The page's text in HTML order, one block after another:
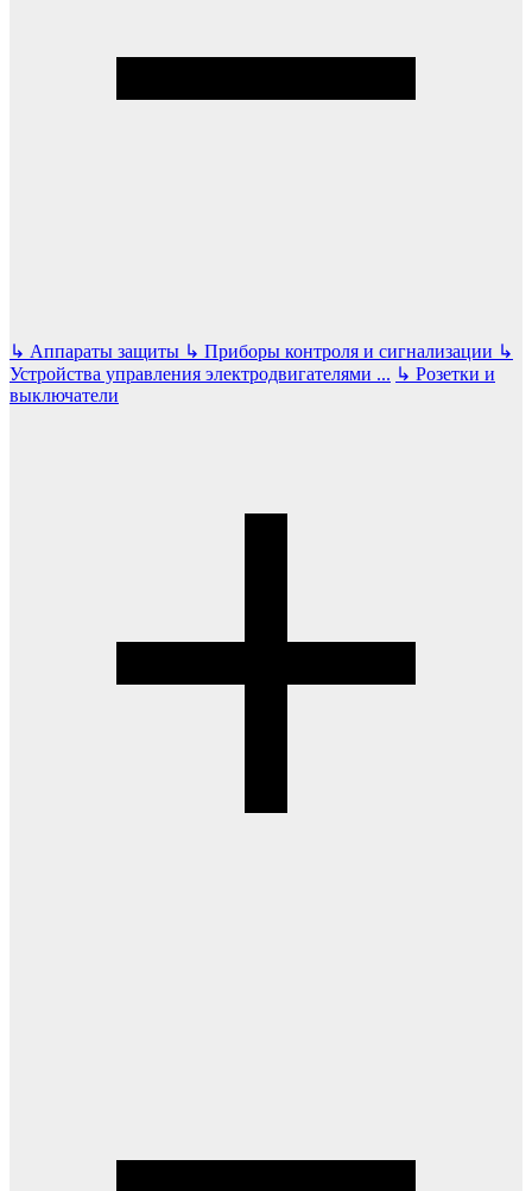
↳ Аппараты защиты ↳ Приборы контроля и сигнализации ↳
Устройства управления электродвигателями ... ↳ Розетки и
выключатели